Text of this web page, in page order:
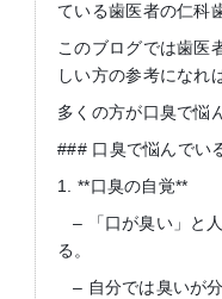
ている歯医者の仁科
このブログでは歯医
しい方の参考になれ
多くの方が口臭で悩
### 口臭で悩んでい
1. **口臭の自覚**
– 「口が臭い」と
る。
– 自分では臭いが